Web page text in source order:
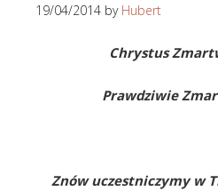
19/04/2014 by Hubert
Chrystus
Prawdziwie
Znów uczestniczymy w